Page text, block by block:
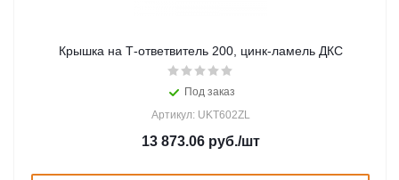
Крышка на Т-ответвитель 200, цинк-ламель ДКС
Под заказ
Артикул: UKT602ZL
13 873.06руб./шт